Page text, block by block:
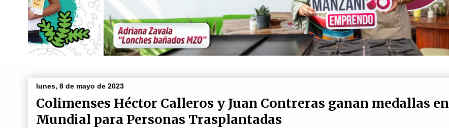
lunes, 8 de mayo de 2023
Colimenses Héctor Calleros y Juan Contreras ganan medallas en
Mundial para Personas Trasplantadas